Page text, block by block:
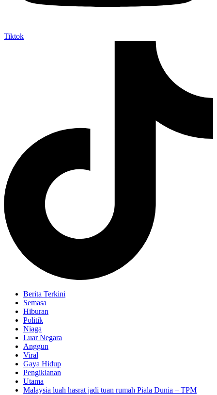
Tiktok
Berita Terkini
Semasa
Hiburan
Politik
Niaga
Luar Negara
Anggun
Viral
Gaya Hidup
Pengiklanan
Utama
Malaysia luah hasrat jadi tuan rumah Piala Dunia – TPM